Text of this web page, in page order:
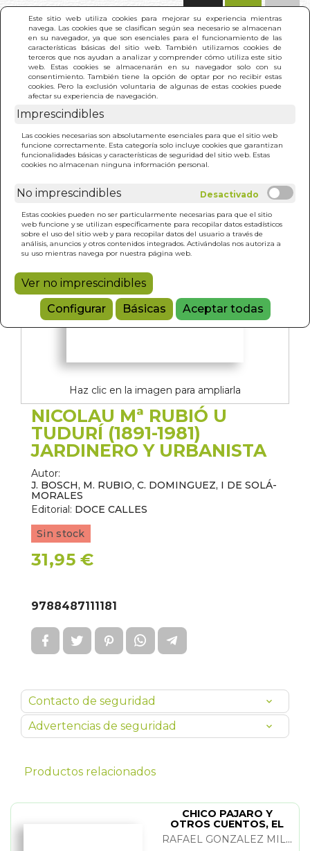
Este sitio web utiliza cookies para mejorar su experiencia mientras
navega. Las cookies que se clasifican según sea necesario se almacenan
en su navegador, ya que son esenciales para el funcionamiento de las
características básicas del sitio web. También utilizamos cookies de
terceros que nos ayudan a analizar y comprender cómo utiliza este sitio
web. Estas cookies se almacenarán en su navegador solo con su
consentimiento. También tiene la opción de optar por no recibir estas
cookies. Pero la exclusión voluntaria de algunas de estas cookies puede
afectar su experiencia de navegación.
Imprescindibles
Las cookies necesarias son absolutamente esenciales para que el sitio web
funcione correctamente. Esta categoría solo incluye cookies que garantizan
funcionalidades básicas y características de seguridad del sitio web. Estas
cookies no almacenan ninguna información personal.
No imprescindibles
Estas cookies pueden no ser particularmente necesarias para que el sitio
web funcione y se utilizan específicamente para recopilar datos estadísticos
sobre el uso del sitio web y para recopilar datos del usuario a través de
análisis, anuncios y otros contenidos integrados. Activándolas nos autoriza a
su uso mientras navega por nuestra página web.
Ver no imprescindibles
Configurar
Básicas Aceptar todas
INICIO >
JARDINERO Y URBANISTA
Haz clic en la imagen para ampliarla
NICOLAU Mª RUBIÓ U
TUDURÍ (1891-1981)
JARDINERO Y URBANISTA
Autor:
J. BOSCH, M. RUBIO, C. DOMINGUEZ, I DE SOLÁ-
MORALES
Editorial: DOCE CALLES
Sin stock
31,95 €
9788487111181
Contacto de seguridad
Advertencias de seguridad
Productos relacionados
CHICO PAJARO Y
OTROS CUENTOS, EL
RAFAEL GONZALEZ MILLAN